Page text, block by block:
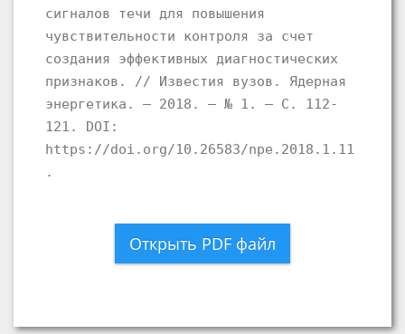
сигналов течи для повышения
чувствительности контроля за счет
создания эффективных диагностических
признаков. // Известия вузов. Ядерная
энергетика. – 2018. – № 1. – С. 112-
121. DOI:
https://doi.org/10.26583/npe.2018.1.11
.
Открыть PDF файл